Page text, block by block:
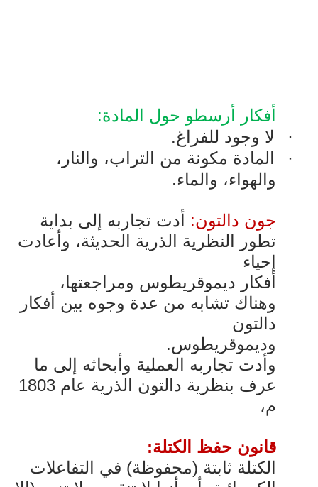
أفكار أرسطو حول المادة:
·
لا وجود للفراغ.
·
المادة مكونة من التراب، والنار،
والهواء، والماء.
جون دالتون:
أدت تجاربه إلى بداية
تطور النظرية الذرية الحديثة، وأعادت
إحياء
أفكار ديموقريطوس ومراجعتها،
وهناك تشابه من عدة وجوه بين أفكار
دالتون
وديموقريطوس.
وأدت تجاربه العملية وأبحاثه إلى ما
عرف بنظرية دالتون الذرية عام 1803
م،
قانون حفظ الكتلة:
الكتلة ثابتة (محفوظة) في التفاعلات